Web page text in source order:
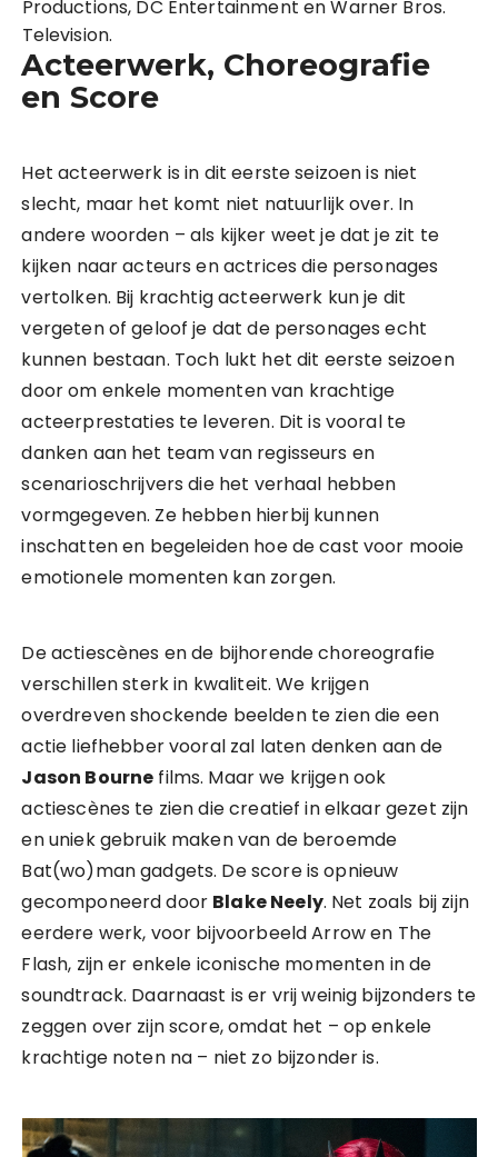
Productions, DC Entertainment en Warner Bros.
Television.
Acteerwerk, Choreografie
en Score
Het acteerwerk is in dit eerste seizoen is niet
slecht, maar het komt niet natuurlijk over. In
andere woorden – als kijker weet je dat je zit te
kijken naar acteurs en actrices die personages
vertolken. Bij krachtig acteerwerk kun je dit
vergeten of geloof je dat de personages echt
kunnen bestaan. Toch lukt het dit eerste seizoen
door om enkele momenten van krachtige
acteerprestaties te leveren. Dit is vooral te
danken aan het team van regisseurs en
scenarioschrijvers die het verhaal hebben
vormgegeven. Ze hebben hierbij kunnen
inschatten en begeleiden hoe de cast voor mooie
emotionele momenten kan zorgen.
De actiescènes en de bijhorende choreografie
verschillen sterk in kwaliteit. We krijgen
overdreven shockende beelden te zien die een
actie liefhebber vooral zal laten denken aan de
Jason Bourne films. Maar we krijgen ook
actiescènes te zien die creatief in elkaar gezet zijn
en uniek gebruik maken van de beroemde
Bat(wo)man gadgets. De score is opnieuw
gecomponeerd door Blake Neely. Net zoals bij zijn
eerdere werk, voor bijvoorbeeld Arrow en The
Flash, zijn er enkele iconische momenten in de
soundtrack. Daarnaast is er vrij weinig bijzonders te
zeggen over zijn score, omdat het – op enkele
krachtige noten na – niet zo bijzonder is.